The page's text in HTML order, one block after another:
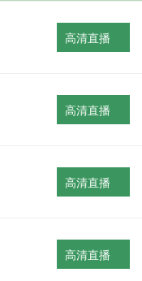
高清直播
高清直播
高清直播
高清直播